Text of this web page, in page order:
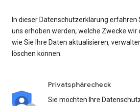
In dieser Datenschutzerklärung erfahren
uns erhoben werden, welche Zwecke wir
wie Sie Ihre Daten aktualisieren,
löschen können.
Privatsphärecheck
Sie möchten Ihre